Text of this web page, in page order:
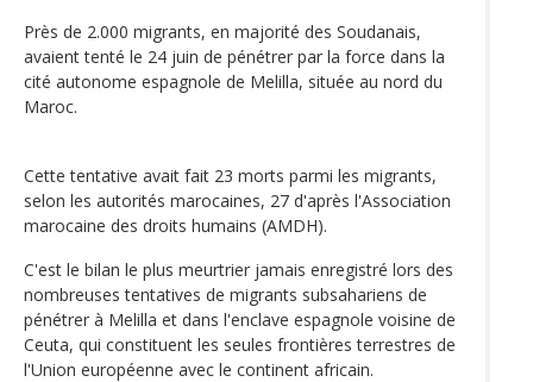
Près de 2.000 migrants, en majorité des Soudanais,
avaient tenté le 24 juin de pénétrer par la force dans la
cité autonome espagnole de Melilla, située au nord du
Maroc.
Cette tentative avait fait 23 morts parmi les migrants,
selon les autorités marocaines, 27 d'après l'Association
marocaine des droits humains (AMDH).
C'est le bilan le plus meurtrier jamais enregistré lors des
nombreuses tentatives de migrants subsahariens de
pénétrer à Melilla et dans l'enclave espagnole voisine de
Ceuta, qui constituent les seules frontières terrestres de
l'Union européenne avec le continent africain.